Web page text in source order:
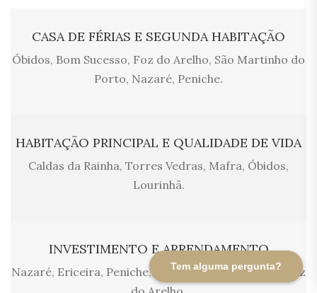
Tem alguma pergunta?
CASA DE FÉRIAS E SEGUNDA HABITAÇÃO
Óbidos, Bom Sucesso, Foz do Arelho, São Martinho do
Porto, Nazaré, Peniche.
HABITAÇÃO PRINCIPAL E QUALIDADE DE VIDA
Caldas da Rainha, Torres Vedras, Mafra, Óbidos,
Lourinhã.
INVESTIMENTO E ARRENDAMENTO
Nazaré, Ericeira, Peniche, São Martinho do Porto, Foz